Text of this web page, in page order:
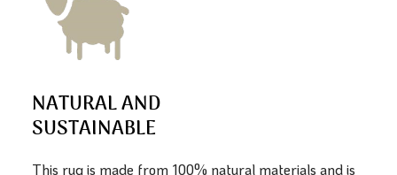
NATURAL AND
SUSTAINABLE
This rug is made from 100% natural materials and is